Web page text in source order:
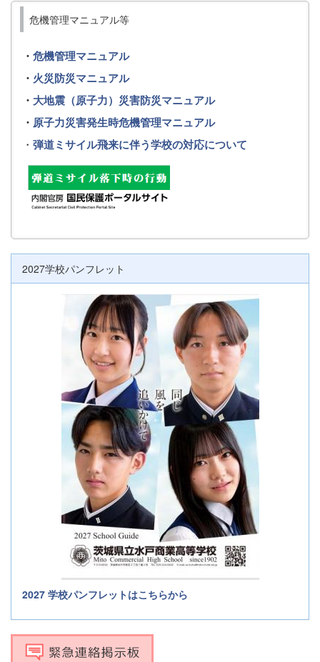
危機管理マニュアル等
・ 危機管理マニュアル
・ 火災防災マニュアル
・ 大地震（原子力）災害防災マニュアル
・ 原子力災害発生時危機管理マニュアル
・ 弾道ミサイル飛来に伴う学校の対応について
2027学校パンフレット
2027 学校パンフレットはこちらから